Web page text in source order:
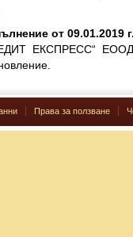
от 09.01.2019
ЕКСПРЕСС“ ЕООД
Права за ползване